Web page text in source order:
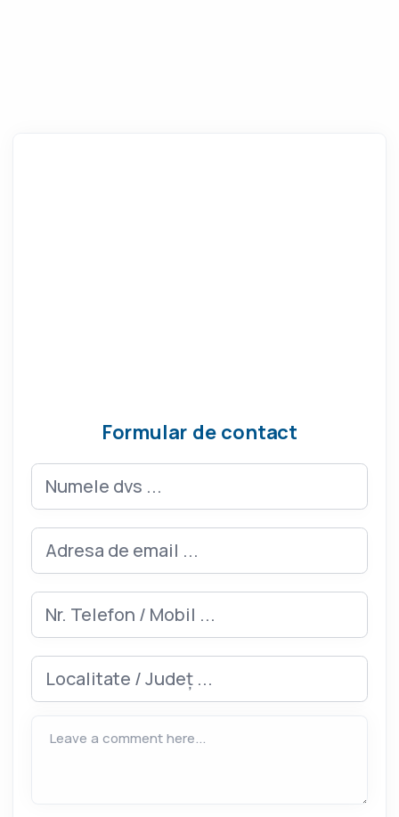
Formular de contact
Leave a comment here...